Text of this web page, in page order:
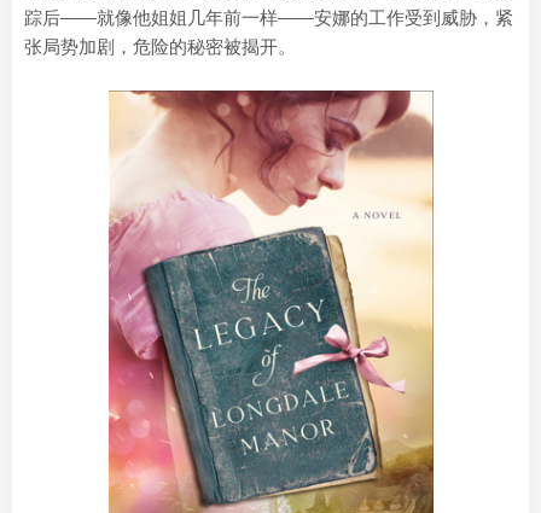
踪后——就像他姐姐几年前一样——安娜的工作受到威胁，紧
张局势加剧，危险的秘密被揭开。